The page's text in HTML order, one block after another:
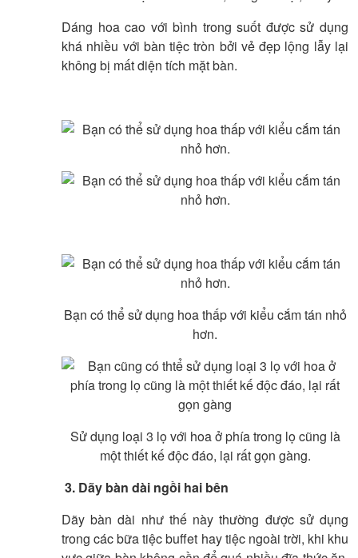
Dáng hoa cao với bình trong suốt được sử dụng
khá nhiều với bàn tiệc tròn bởi vẻ đẹp lộng lẫy lại
không bị mất diện tích mặt bàn.
Bạn có thể sử dụng hoa thấp với kiểu cắm tán nhỏ
hơn.
Sử dụng loại 3 lọ với hoa ở phía trong lọ cũng là
một thiết kế độc đáo, lại rất gọn gàng.
3. Dãy bàn dài ngồi hai bên
Dãy bàn dài như thế này thường được sử dụng
trong các bữa tiệc buffet hay tiệc ngoài trời, khi khu